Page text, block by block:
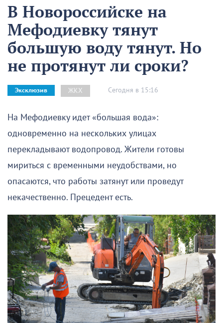
В Новороссийске на
Мефодиевку тянут
большую воду тянут. Но
не протянут ли сроки?
Эксклюзив ЖКХ Сегодня в 15:16
На Мефодиевку идет «большая вода»:
одновременно на нескольких улицах
перекладывают водопровод. Жители готовы
мириться с временными неудобствами, но
опасаются, что работы затянут или проведут
некачественно. Прецедент есть.